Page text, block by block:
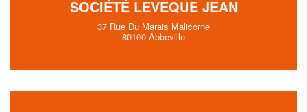
SOCIÉTÉ LEVEQUE JEAN
37 Rue Du Marais Malicorne
80100 Abbeville